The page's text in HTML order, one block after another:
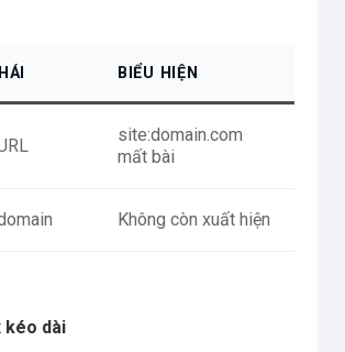
BIỂU HIỆN
site:domain.com
mất bài
Không còn xuất hiện
kéo dài